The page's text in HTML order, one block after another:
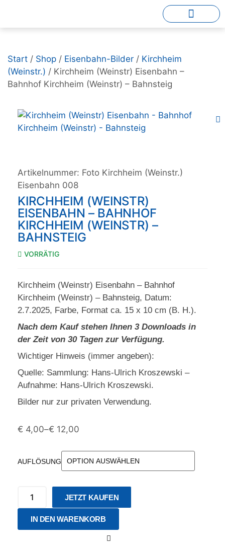
Start / Shop / Eisenbahn-Bilder / Kirchheim
(Weinstr.) / Kirchheim (Weinstr) Eisenbahn –
Bahnhof Kirchheim (Weinstr) – Bahnsteig
Artikelnummer: Foto Kirchheim (Weinstr.)
Eisenbahn 008
KIRCHHEIM (WEINSTR)
EISENBAHN – BAHNHOF
KIRCHHEIM (WEINSTR) –
BAHNSTEIG
VORRÄTIG
Kirchheim (Weinstr) Eisenbahn – Bahnhof
Kirchheim (Weinstr) – Bahnsteig, Datum:
2.7.2025, Farbe, Format ca. 15 x 10 cm (B. H.).
Nach dem Kauf stehen Ihnen 3 Downloads in
der Zeit von 30 Tagen zur Verfügung.
Wichtiger Hinweis (immer angeben):
Quelle: Sammlung: Hans-Ulrich Kroszewski –
Aufnahme: Hans-Ulrich Kroszewski.
Bilder nur zur privaten Verwendung.
€ 4,00–€ 12,00
AUFLÖSUNG
JETZT KAUFEN
IN DEN WARENKORB